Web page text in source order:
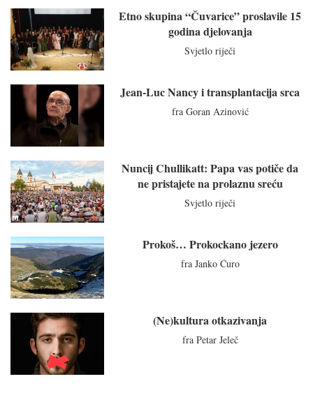
Etno skupina “Čuvarice” proslavile 15
godina djelovanja
Svjetlo riječi
Jean-Luc Nancy i transplantacija srca
fra Goran Azinović
Nuncij Chullikatt: Papa vas potiče da
ne pristajete na prolaznu sreću
Svjetlo riječi
Prokoš… Prokockano jezero
fra Janko Ćuro
(Ne)kultura otkazivanja
fra Petar Jeleč